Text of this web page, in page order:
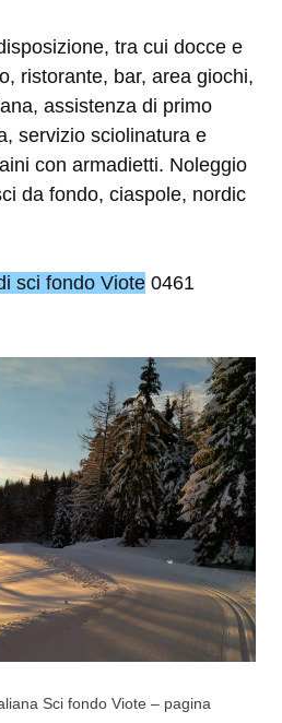
tra cui docce e
ristorante, bar, area giochi,
assistenza di primo
servizio sciolinatura e
con armadietti. Noleggio
da fondo, ciaspole, nordic
sci fondo Viote 0461
Sci fondo Viote – pagina